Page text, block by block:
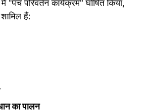
"पंच परिवर्तन कार्यक्रम" घोषित किया,
हैं:
का पालन